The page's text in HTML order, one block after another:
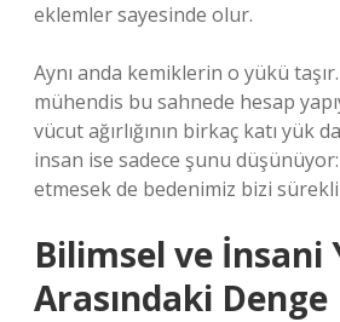
eklemler sayesinde olur.
Aynı anda kemiklerin o yükü
mühendis bu sahnede hesap
vücut ağırlığının birkaç katı yük
insan ise sadece şunu
etmesek de bedenimiz bizi sürekli
Bilimsel ve İnsani
Arasındaki Denge